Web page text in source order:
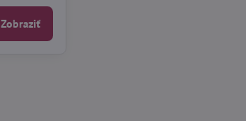
Zobraziť